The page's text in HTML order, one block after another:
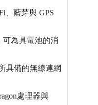
、藍芽與 GPS
可為具電池的消
具備的無線連網
處理器與